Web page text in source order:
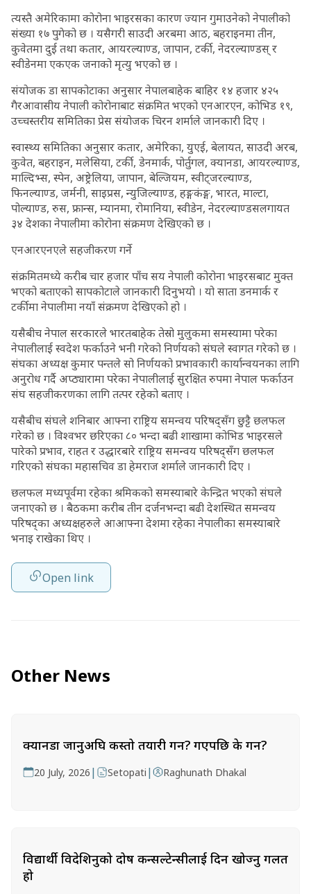
त्यस्तै अमेरिकामा कोरोना भाइरसका कारण ज्यान गुमाउनेको नेपालीको
संख्या १७ पुगेको छ । यसैगरी साउदी अरबमा आठ, बहराइनमा तीन,
कुवेतमा दुई तथा कतार, आयरल्याण्ड, जापान, टर्की, नेदरल्याण्डस् र
स्वीडेनमा एकएक जनाको मृत्यु भएको छ ।
संयोजक डा सापकोटाका अनुसार नेपालबाहेक बाहिर १४ हजार ४२५
गैरआवासीय नेपाली कोरोनाबाट संक्रमित भएको एनआरएन, कोभिड १९,
उच्चस्तरीय समितिका प्रेस संयोजक चिरन शर्माले जानकारी दिए ।
स्वास्थ्य समितिका अनुसार कतार, अमेरिका, युएई, बेलायत, साउदी अरब,
कुवेत, बहराइन, मलेसिया, टर्की, डेनमार्क, पोर्तुगल, क्यानडा, आयरल्याण्ड,
माल्दिभ्स, स्पेन, अष्ट्रेलिया, जापान, बेल्जियम, स्वीट्जरल्याण्ड,
फिनल्याण्ड, जर्मनी, साइप्रस, न्युजिल्याण्ड, हङ्गकंङ्ग, भारत, माल्टा,
पोल्याण्ड, रुस, फ्रान्स, म्यानमा, रोमानिया, स्वीडेन, नेदरल्याण्डसलगायत
३४ देशका नेपालीमा कोरोना संक्रमण देखिएको छ ।
एनआरएनएले सहजीकरण गर्ने
संक्रमितमध्ये करीब चार हजार पाँच सय नेपाली कोरोना भाइरसबाट मुक्त
भएको बताएको सापकोटाले जानकारी दिनुभयो । यो साता डनमार्क र
टर्कीमा नेपालीमा नयाँ संक्रमण देखिएको हो ।
यसैबीच नेपाल सरकारले भारतबाहेक तेस्रो मुलुकमा समस्यामा परेका
नेपालीलाई स्वदेश फर्काउने भनी गरेको निर्णयको संघले स्वागत गरेको छ ।
संघका अध्यक्ष कुमार पन्तले सो निर्णयको प्रभावकारी कार्यान्वयनका लागि
अनुरोध गर्दै अप्ठ्यारामा परेका नेपालीलाई सुरक्षित रुपमा नेपाल फर्काउन
संघ सहजीकरणका लागि तत्पर रहेको बताए ।
यसैबीच संघले शनिबार आफ्ना राष्ट्रिय समन्वय परिषद्सँग छुट्टै छलफल
गरेको छ । विश्वभर छरिएका ८० भन्दा बढी शाखामा कोभिड भाइरसले
पारेको प्रभाव, राहत र उद्धारबारे राष्ट्रिय समन्वय परिषद्सँग छलफल
गरिएको संघका महासचिव डा हेमराज शर्माले जानकारी दिए ।
छलफल मध्यपूर्वमा रहेका श्रमिकको समस्याबारे केन्द्रित भएको संघले
जनाएको छ । बैठकमा करीब तीन दर्जनभन्दा बढी देशस्थित समन्वय
परिषद्का अध्यक्षहरुले आआफ्ना देशमा रहेका नेपालीका समस्याबारे
भनाइ राखेका थिए ।
Open link
Other News
क्यानडा जानुअघि कस्तो तयारी गर्ने? गएपछि के गर्ने?
20 July, 2026 | Setopati | Raghunath Dhakal
विद्यार्थी विदेशिनुको दोष कन्सल्टेन्सीलाई दिन खोज्नु गलत
हो